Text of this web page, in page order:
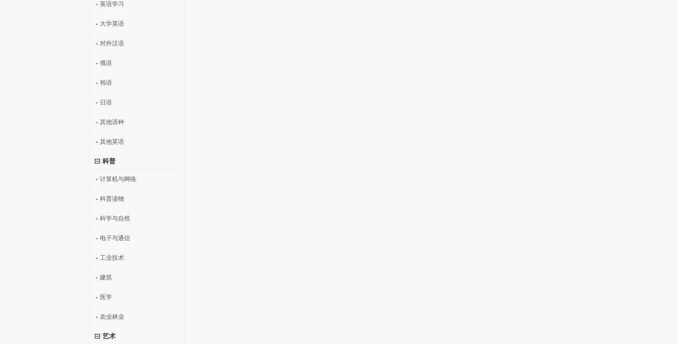
英语学习
大学英语
对外汉语
俄语
韩语
日语
其他语种
其他英语
科普
计算机与网络
科普读物
科学与自然
电子与通信
工业技术
建筑
医学
农业林业
艺术